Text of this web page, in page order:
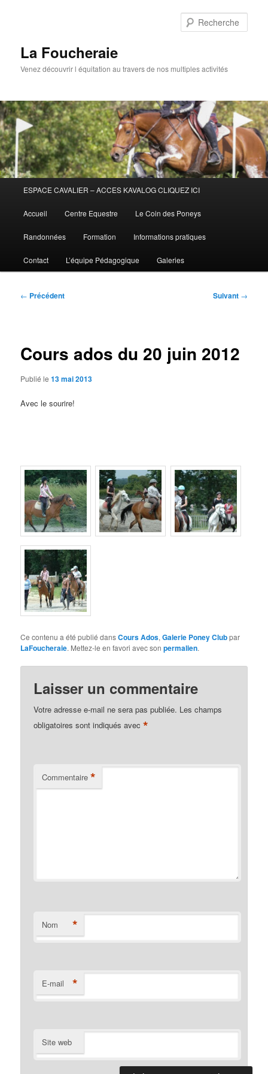
La Foucheraie
Venez découvrir l équitation au travers de nos multiples activités
principal
ESPACE CAVALIER – ACCES KAVALOG CLIQUEZ ICI
Accueil Centre Equestre Le Coin des Poneys
Randonnées Formation Informations pratiques
Contact L’équipe Pédagogique Galeries
Navigation
← Précédent Suivant →
Cours ados du 20 juin 2012
Publié le13 mai 2013
Avec le sourire!
Ce contenu a été publié dansCours Ados,Galerie Poney Clubpar
LaFoucheraie. Mettez-le en favori avec sonpermalien.
Laisser un commentaire
Votre adresse e-mail ne sera pas publiée. Les champs
obligatoires sont indiqués avec*
Commentaire *
Nom *
E-mail *
Site web